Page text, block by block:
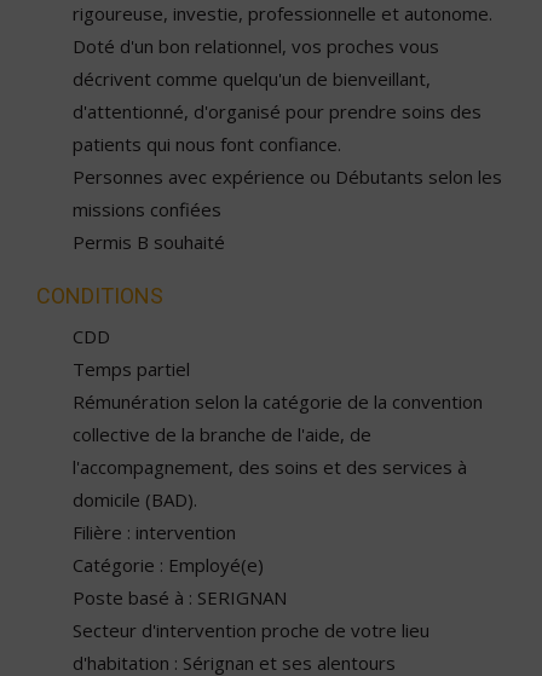
rigoureuse, investie, professionnelle et autonome.
Doté d'un bon relationnel, vos proches vous
décrivent comme quelqu'un de bienveillant,
d'attentionné, d'organisé pour prendre soins des
patients qui nous font confiance.
Personnes avec expérience ou Débutants selon les
missions confiées
Permis B souhaité
CONDITIONS
CDD
Temps partiel
Rémunération selon la catégorie de la convention
collective de la branche de l'aide, de
l'accompagnement, des soins et des services à
domicile (BAD).
Filière : intervention
Catégorie : Employé(e)
Poste basé à : SERIGNAN
Secteur d'intervention proche de votre lieu
d'habitation : Sérignan et ses alentours